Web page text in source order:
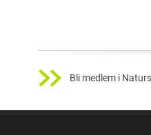
Bli medlem i